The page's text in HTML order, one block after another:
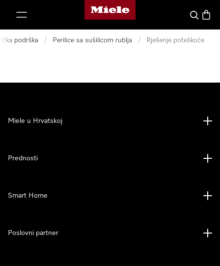
Miele početna stranica
Pretraga
podrška / Perilice sa sušilicom rublja / Rješenje poteškoće
Miele u Hrvatskoj
Prednosti
Smart Home
Poslovni partner